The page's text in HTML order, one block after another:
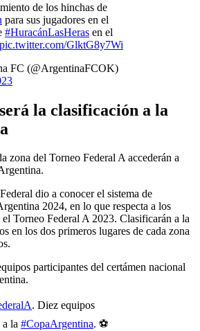
de los hinchas de
para sus jugadores en el
#HuracánLasHeras en el
pic.twitter.com/GlktG8y7Wi
FC (@ArgentinaFCOK)
la clasificación a la
zona del Torneo Federal A accederán a
dio a conocer el sistema de
2024, en lo que respecta a los
Torneo Federal A 2023. Clasificarán a la
en los dos primeros lugares de cada zona
participantes del certámen nacional
. Diez equipos
a la #CopaArgentina. ⚽️